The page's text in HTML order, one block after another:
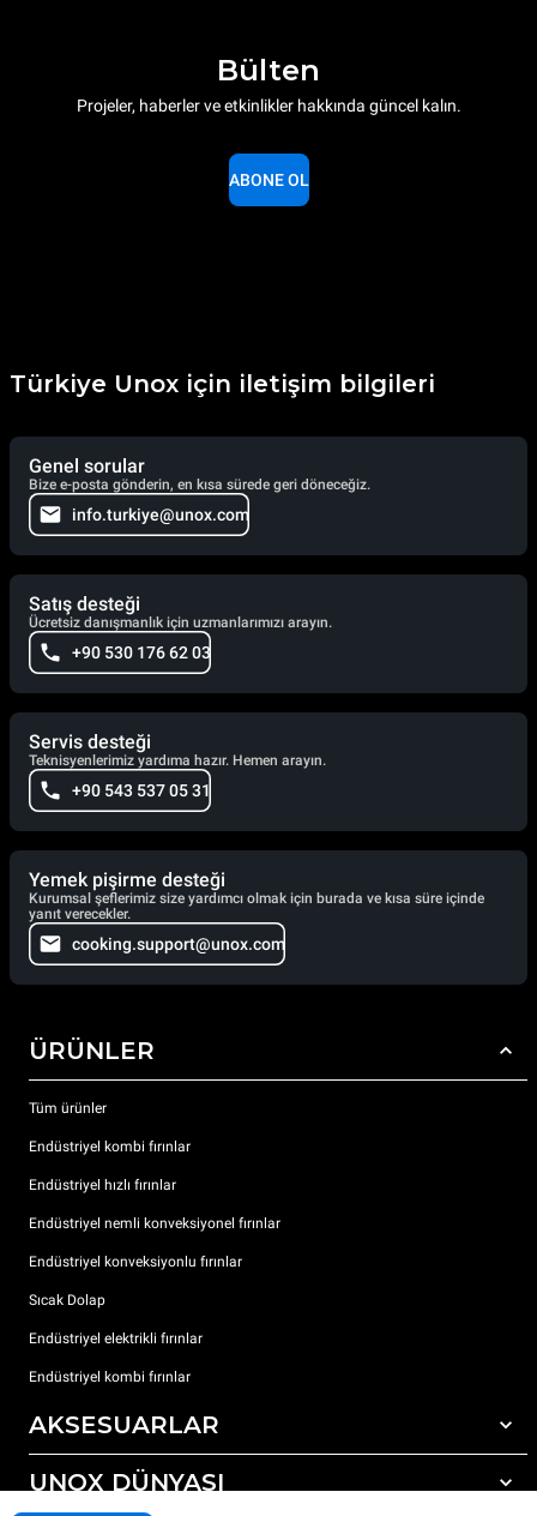
Bülten
Projeler, haberler ve etkinlikler hakkında güncel kalın.
ABONE OL
Türkiye Unox için iletişim bilgileri
Genel sorular
Bize e-posta gönderin, en kısa sürede geri döneceğiz.
info.turkiye@unox.com
Satış desteği
Ücretsiz danışmanlık için uzmanlarımızı arayın.
+90 530 176 62 03
Servis desteği
Teknisyenlerimiz yardıma hazır. Hemen arayın.
+90 543 537 05 31
Yemek pişirme desteği
Kurumsal şeflerimiz size yardımcı olmak için burada ve kısa süre içinde
yanıt verecekler.
cooking.support@unox.com
ÜRÜNLER
Tüm ürünler
Endüstriyel kombi fırınlar
Endüstriyel hızlı fırınlar
Endüstriyel nemli konveksiyonel fırınlar
Endüstriyel konveksiyonlu fırınlar
Sıcak Dolap
Endüstriyel elektrikli fırınlar
Endüstriyel kombi fırınlar
AKSESUARLAR
Tüm aksesuarlar
UNOX DÜNYASI